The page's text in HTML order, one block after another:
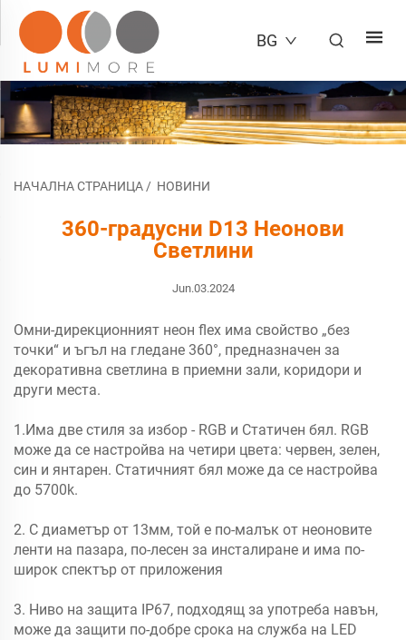
BG
НАЧАЛНА СТРАНИЦА / НОВИНИ
360-градусни D13 Неонови
Светлини
Jun.03.2024
Омни-дирекционният неон flex има свойство „без
точки“ и ъгъл на гледане 360°, предназначен за
декоративна светлина в приемни зали, коридори и
други места.
1.Има две стиля за избор - RGB и Статичен бял. RGB
може да се настройва на четири цвета: червен, зелен,
син и янтарен. Статичният бял може да се настройва
до 5700k.
2. С диаметър от 13мм, той е по-малък от неоновите
ленти на пазара, по-лесен за инсталиране и има по-
широк спектър от приложения
3. Ниво на защита IP67, подходящ за употреба навън,
може да защити по-добре срока на служба на LED